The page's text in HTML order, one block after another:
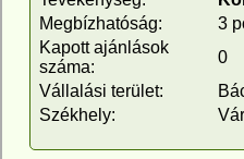
Megbízhatóság:
3
Kapott ajánlások
száma:
0
Vállalási terület:
Székhely: